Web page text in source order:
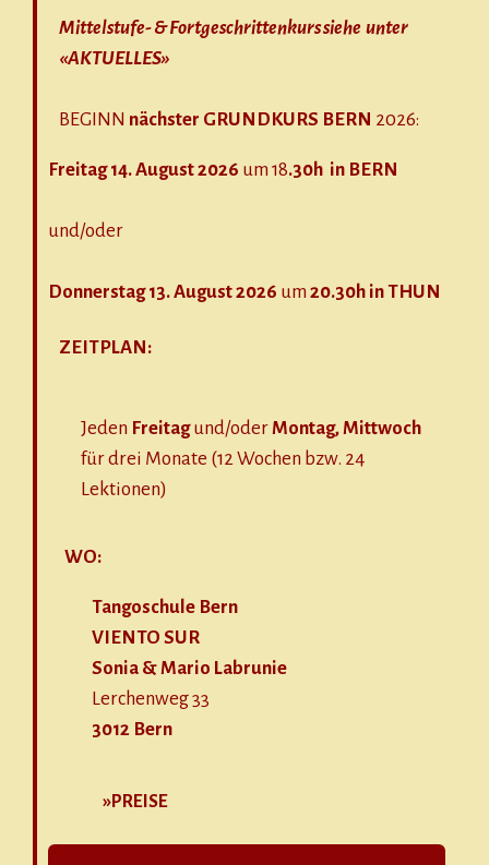
Mittelstufe- & Fortgeschrittenkurs siehe unter
«AKTUELLES»
BEGINN nächster GRUNDKURS BERN 2026:
Freitag 14. August 2026 um 18.30h in BERN
und/oder
Donnerstag 13. August 2026 um 20.30h in THUN
ZEITPLAN:
Jeden Freitagund/oderMontag, Mittwoch
für drei Monate (12 Wochen bzw. 24
Lektionen)
WO:
Tangoschule Bern
VIENTO SUR
Sonia & Mario Labrunie
Lerchenweg 33
3012 Bern
»PREISE